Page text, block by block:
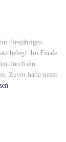
diesjährigen
belegt. Im Finale
durch ein
Zuvor hatte unser